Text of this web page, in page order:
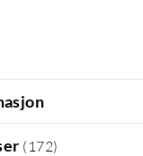
( 172)